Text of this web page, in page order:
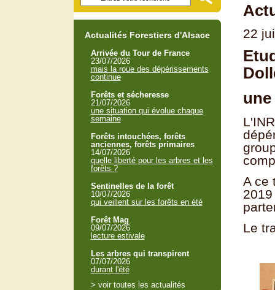
22
A ce
Le
Actualités Forestiers d'Alsace
Arrivée du Tour de France
23/07/2026
mais la roue des dépérissements
continue
Forêts et sécheresse
21/07/2026
une situation qui évolue chaque
semaine
Forêts intouchées, forêts
anciennes, forêts primaires
14/07/2026
quelle liberté pour les arbres et les
forêts ?
Sentinelles de la forêt
10/07/2026
qui veillent sur les forêts en été
Forêt Mag
09/07/2026
lecture estivale
Les arbres qui transpirent
07/07/2026
durant l'été
> voir toutes les actualités